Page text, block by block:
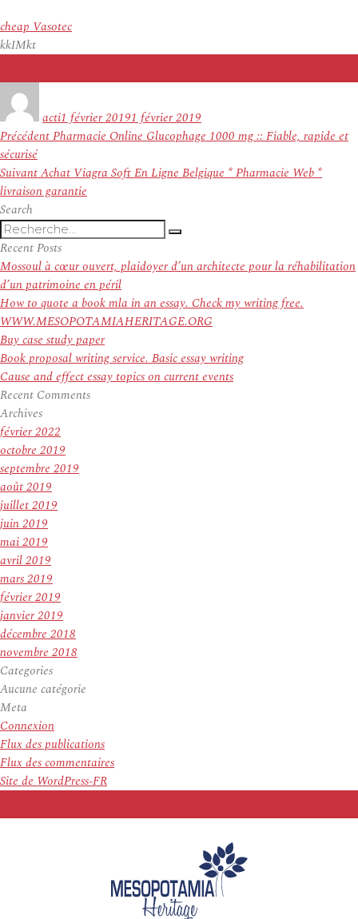
cheap Vasotec
kkIMkt
actile
1 février 20191 février 2019
Navigation
de
l’article
PrécédentArticle
Pharmacie Online Glucophage 1000 mg :: Fiable, rapide et
sécurisé
SuivantArticle
suivant :
Achat Viagra Soft En Ligne Belgique * Pharmacie Web *
livraison garantie
Search
Recherche
pour
:
Recherche
Recent Posts
Mossoul à cœur ouvert, plaidoyer d’un architecte pour la réhabilitation
d’un patrimoine en péril
How to quote a book mla in an essay. Check my writing free.
WWW.MESOPOTAMIAHERITAGE.ORG
Buy case study paper
Book proposal writing service. Basic essay writing
Cause and effect essay topics on current events
Recent Comments
Archives
février 2022
octobre 2019
septembre 2019
août 2019
juillet 2019
juin 2019
mai 2019
avril 2019
mars 2019
février 2019
janvier 2019
décembre 2018
novembre 2018
Categories
Aucune catégorie
Meta
Connexion
Flux des publications
Flux des commentaires
Site de WordPress-FR